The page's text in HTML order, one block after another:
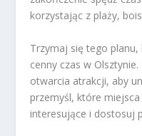
korzystając z plaży,
Trzymaj się tego
cenny czas w
otwarcia atrakcji, aby
przemyśl, które
interesujące i dostosuj